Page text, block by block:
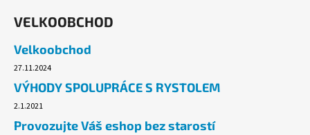
VELKOOBCHOD
Velkoobchod
27.11.2024
VÝHODY SPOLUPRÁCE S RYSTOLEM
2.1.2021
Provozujte Váš eshop bez starostí